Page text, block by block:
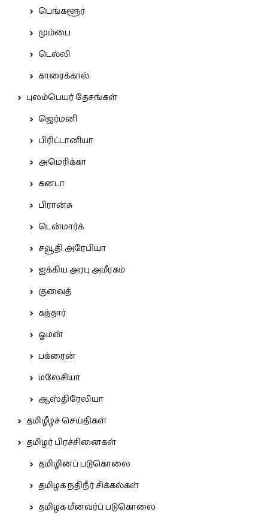
பெங்களூர்
மும்பை
டெல்லி
காரைக்கால்
புலம்பெயர் தேசங்கள்
ஜெர்மனி
பிரிட்டானியா
அமெரிக்கா
கனடா
பிரான்சு
டென்மார்க்
சவூதி அரேபியா
ஐக்கிய அரபு அமீரகம்
குவைத்
கத்தார்
ஓமன்
பக்ரைன்
மலேசியா
ஆஸ்திரேலியா
தமிழீழச் செய்திகள்
தமிழர் பிரச்சினைகள்
தமிழினப் படுகொலை
தமிழக நதிநீர் சிக்கல்கள்
தமிழக மீனவர்ப் படுகொலை